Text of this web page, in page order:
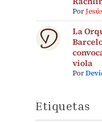
Por
La
viola
Por
Etiquetas